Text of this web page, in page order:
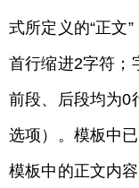
式所定义的“正文
首行缩进2字符；
前段、后段均为0
选项）。模板中
模板中的正文内